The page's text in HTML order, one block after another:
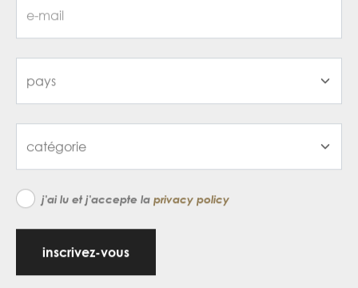
j'ai lu et j'accepte la privacy policy
inscrivez-vous